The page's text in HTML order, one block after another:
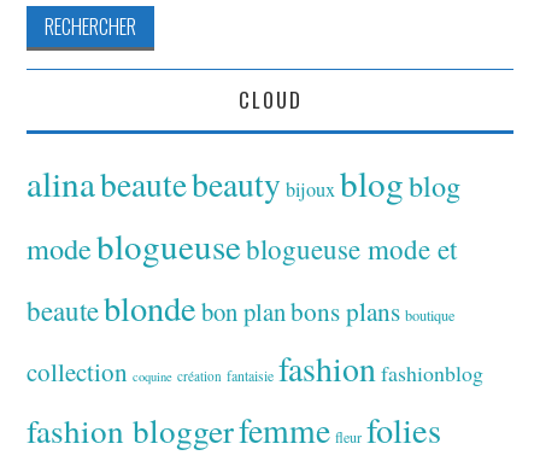
CLOUD
alinabeautebeauty bijoux blogblog
modeblogueuseblogueuse mode et
beauteblondebon planbons plans boutique
collection coquine création fantaisie fashionfashionblog
fashion bloggerfemme fleur folies